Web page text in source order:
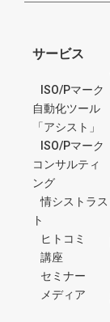
サービス
ISO/Pマーク
自動化ツール
「アシスト」
ISO/Pマーク
コンサルティ
ング
情シストラス
ト
ヒトコミ
講座
セミナー
メディア